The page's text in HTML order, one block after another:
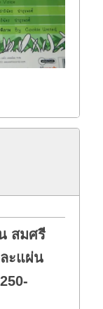
สมศรี
ะแผ่น